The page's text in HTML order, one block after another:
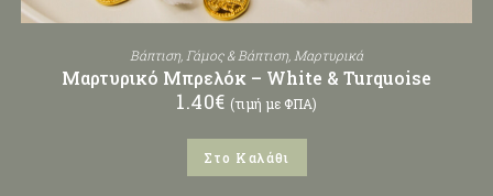
Βάπτιση,Γάμος & Βάπτιση,Μαρτυρικά
Μαρτυρικό Μπρελόκ – White & Turquoise
1.40€ (τιμή με ΦΠΑ)
Στο Καλάθι